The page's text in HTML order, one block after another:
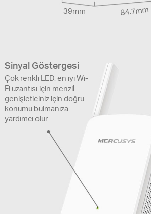
39mm 84.7mm
Sinyal Göstergesi
Çok renkli LED, en iyi Wi-
Fi uzantısı için menzil
genişleticiniz için doğru
konumu bulmanıza
yardımcı olur